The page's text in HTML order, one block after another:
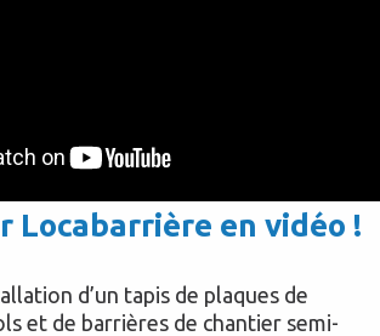
Locabarrière en vidéo !
d’un tapis de plaques de
et de barrières de chantier semi-